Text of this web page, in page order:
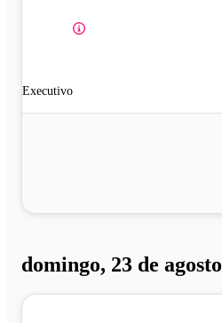
Executivo
domingo, 23 de agosto